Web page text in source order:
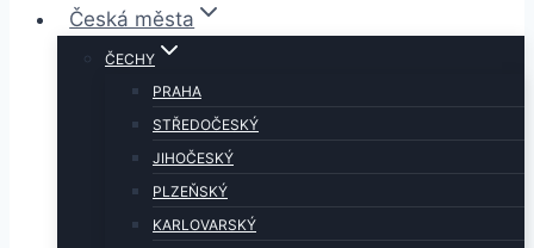
Česká města
ČECHY
PRAHA
STŘEDOČESKÝ
JIHOČESKÝ
PLZEŇSKÝ
KARLOVARSKÝ